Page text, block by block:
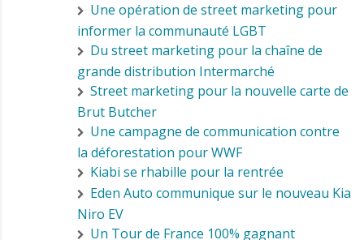
Une opération de street marketing pour
informer la communauté LGBT
Du street marketing pour la chaîne de
grande distribution Intermarché
Street marketing pour la nouvelle carte de
Brut Butcher
Une campagne de communication contre
la déforestation pour WWF
Kiabi se rhabille pour la rentrée
Eden Auto communique sur le nouveau Kia
Niro EV
Un Tour de France 100% gagnant